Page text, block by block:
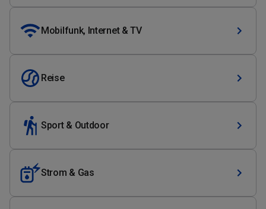
Mobilfunk, Internet & TV
Reise
Sport & Outdoor
Strom & Gas